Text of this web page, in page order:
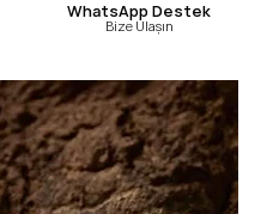
WhatsApp Destek
Bize Ulaşın